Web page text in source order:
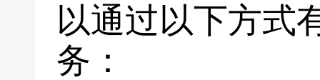
以通过以下方式
务：